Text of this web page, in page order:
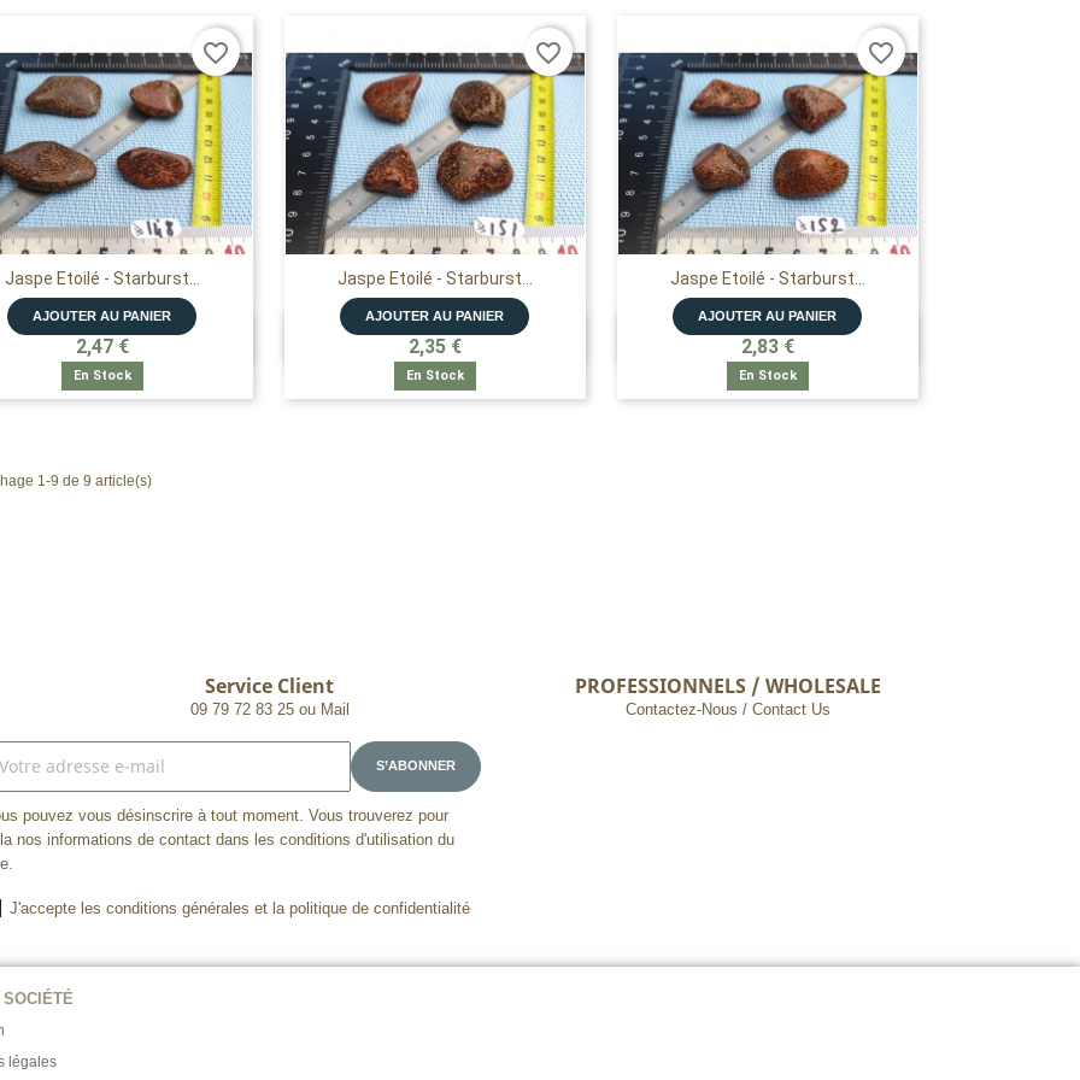
Jaspe Etoilé - Starburst...
AJOUTER AU PANIER
2,47 €
En Stock
APERÇU RAPIDE
favorite_border
Jaspe Etoilé - Starburst...
AJOUTER AU PANIER
2,35 €
En Stock
APERÇU RAPIDE
favorite_border
Jaspe Etoilé - Starburst...
AJOUTER AU PANIER
2,83 €
En Stock
APERÇU RAPIDE
favorite_border
1-9 de 9 article(s)
Service Client
09 79 72 83 25 ou Mail
PROFESSIONNELS / WHOLESALE
Contactez-Nous / Contact Us
pouvez vous désinscrire à tout moment. Vous trouverez pour
nos informations de contact dans les conditions d'utilisation du
J'accepte les conditions générales et la politique de confidentialité
légales